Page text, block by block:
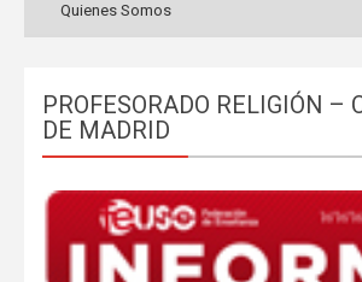
Quienes Somos
PROFESORADO RELIGIÓN –
DE MADRID